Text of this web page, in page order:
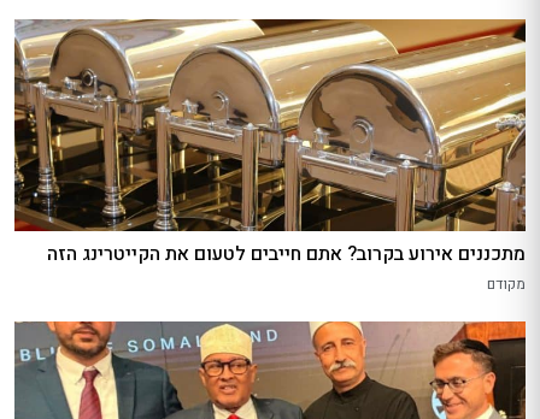
מתכננים אירוע בקרוב? אתם חייבים לטעום את הקייטרינג הזה
מקודם